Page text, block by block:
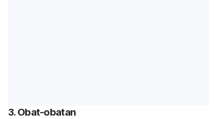
3. Obat-obatan